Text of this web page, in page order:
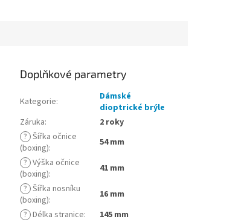
Doplňkové parametry
Kategorie:
Dámské
dioptrické brýle
Záruka:
2 roky
? Šířka očnice
(boxing):
54 mm
? Výška očnice
(boxing):
41 mm
? Šířka nosníku
(boxing):
16 mm
? Délka stranice: 145 mm